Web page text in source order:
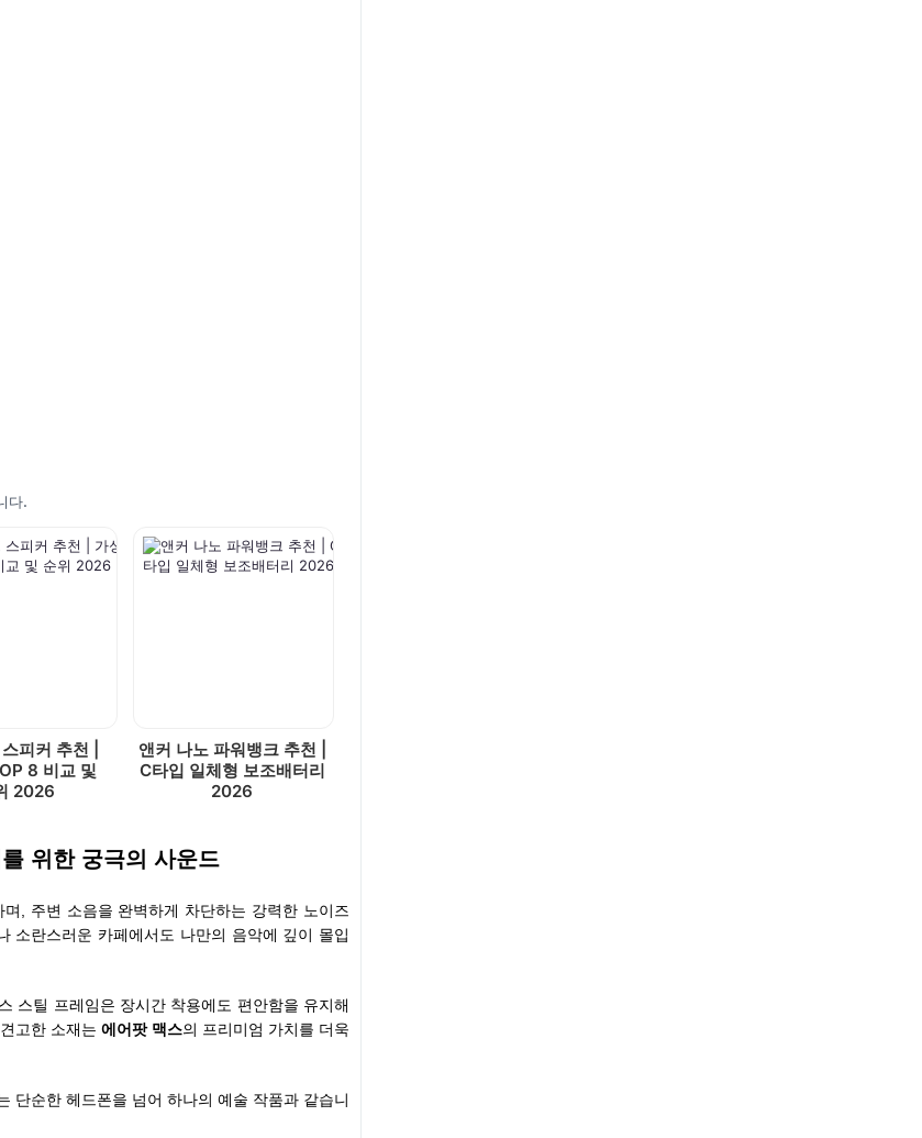
다.
피커 추천 |
8 비교 및
2026
앤커 나노 파워뱅크 추천 |
C타입 일체형 보조배터리
2026
위한 궁극의 사운드
, 주변 소음을 완벽하게 차단하는 강력한 노이즈
소란스러운 카페에서도 나만의 음악에 깊이 몰입
스틸 프레임은 장시간 착용에도 편안함을 유지해
고한 소재는 에어팟 맥스의 프리미엄 가치를 더욱
단순한 헤드폰을 넘어 하나의 예술 작품과 같습니